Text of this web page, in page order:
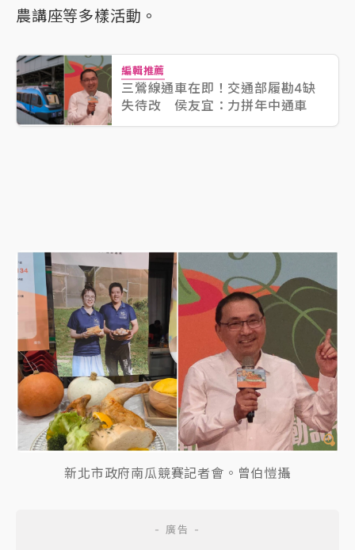
農講座等多樣活動。
編輯推薦
三鶯線通車在即！交通部履勘4缺
失待改 侯友宜：力拼年中通車
新北市政府南瓜競賽記者會。曾伯愷攝